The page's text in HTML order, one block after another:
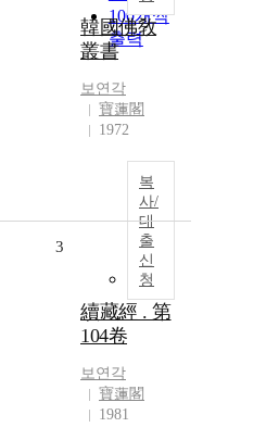
100개씩
출력
韓國佛敎
叢書
보연각
寶蓮閣
1972
복
사/
대
출
신
청
3
續藏經 . 第
104卷
보연각
寶蓮閣
1981